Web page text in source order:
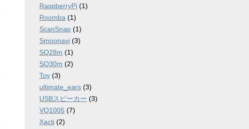
RaspberryPi (1)
Roomba (1)
ScanSnap (1)
Smoonavi (3)
SQ28m (1)
SQ30m (2)
Toy (3)
ultimate_ears (3)
USBスピーカー (3)
VQ1005 (7)
Xacti (2)